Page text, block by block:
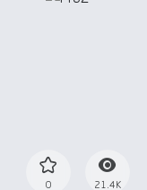
0 21.4K